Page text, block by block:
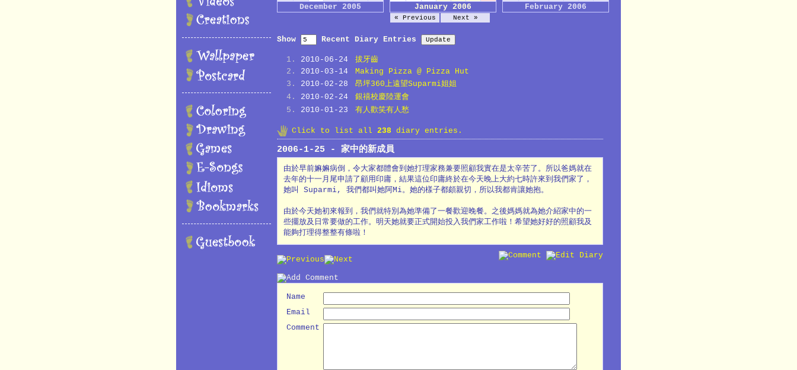
December 2005
February 2006
January 2006
« Previous Next »
Show Recent Diary Entries
2010-06-24
拔牙齒
2010-03-14
Making Pizza @ Pizza Hut
2010-02-28
昂坪360上遠望Suparmi姐姐
2010-02-24
銀禧校慶陸運會
2010-01-23
有人歡笑有人愁
Click to list all 238 diary entries.
2006-1-25 - 家中的新成員
由於早前嫲嫲病倒，令大家都體會到她打理家務兼要照顧我實在是太辛苦了。所以爸媽就在
去年的十一月尾申請了顧用印庸，結果這位印庸終於在今天晚上大約七時許來到我們家了，
她叫 Suparmi, 我們都叫她阿Mi。她的樣子都頗親切，所以我都肯讓她抱。
由於今天她初來報到，我們就特別為她準備了一餐歡迎晚餐。之後媽媽就為她介紹家中的一
些擺放及日常要做的工作。明天她就要正式開始投入我們家工作啦！希望她好好的照顧我及
能夠打理得整整有條啦！
Name
Email
Comment